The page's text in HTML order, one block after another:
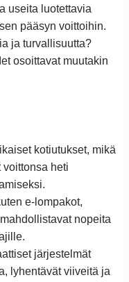
useita luotettavia
pääsyn voittoihin.
ja turvallisuutta?
osoittavat muutakin
kotiutukset, mikä
voittonsa heti
e-lompakot,
nopeita
järjestelmät
lyhentävät viiveitä ja